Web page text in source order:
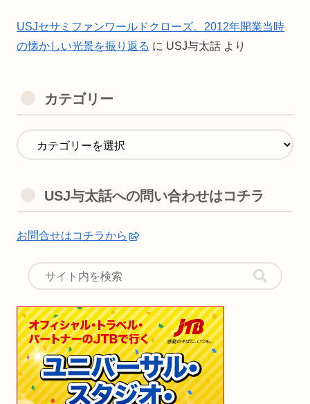
USJセサミファンワールドクローズ。2012年開業当時
の懐かしい光景を振り返る に USJ与太話 より
カテゴリー
USJ与太話への問い合わせはコチラ
お問合せはコチラから